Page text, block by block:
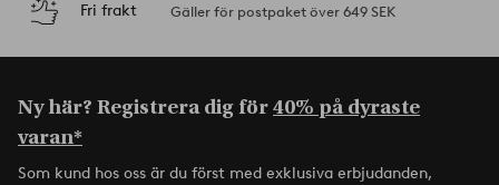
Fri frakt Gäller för postpaket över 649 SEK
Ny här? Registrera dig för40% på dyraste
varan*
Som kund hos oss är du först med exklusiva erbjudanden,